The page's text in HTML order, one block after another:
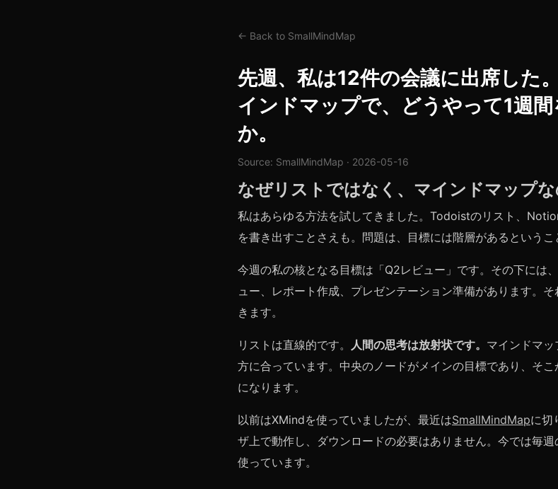
← Back to SmallMindMap
先週、私は12件の会議に出席した
インドマップで、どうやって1週
か。
Source: SmallMindMap · 2026-05-16
なぜリストではなく、マインドマップな
私はあらゆる方法を試してきました。Todoistのリスト、
を書き出すことさえも。問題は、目標には階層があるというこ
今週の私の核となる目標は「Q2レビュー」です。その下には
ュー、レポート作成、プレゼンテーション準備があります。
きます。
リストは直線的です。 人間の思考は放射状です。 マインドマ
方に合っています。中央のノードがメインの目標であり、そ
になります。
以前はXMindを使っていましたが、最近はSmallMindMapに切
ザ上で動作し、ダウンロードの必要はありません。今では毎
使っています。